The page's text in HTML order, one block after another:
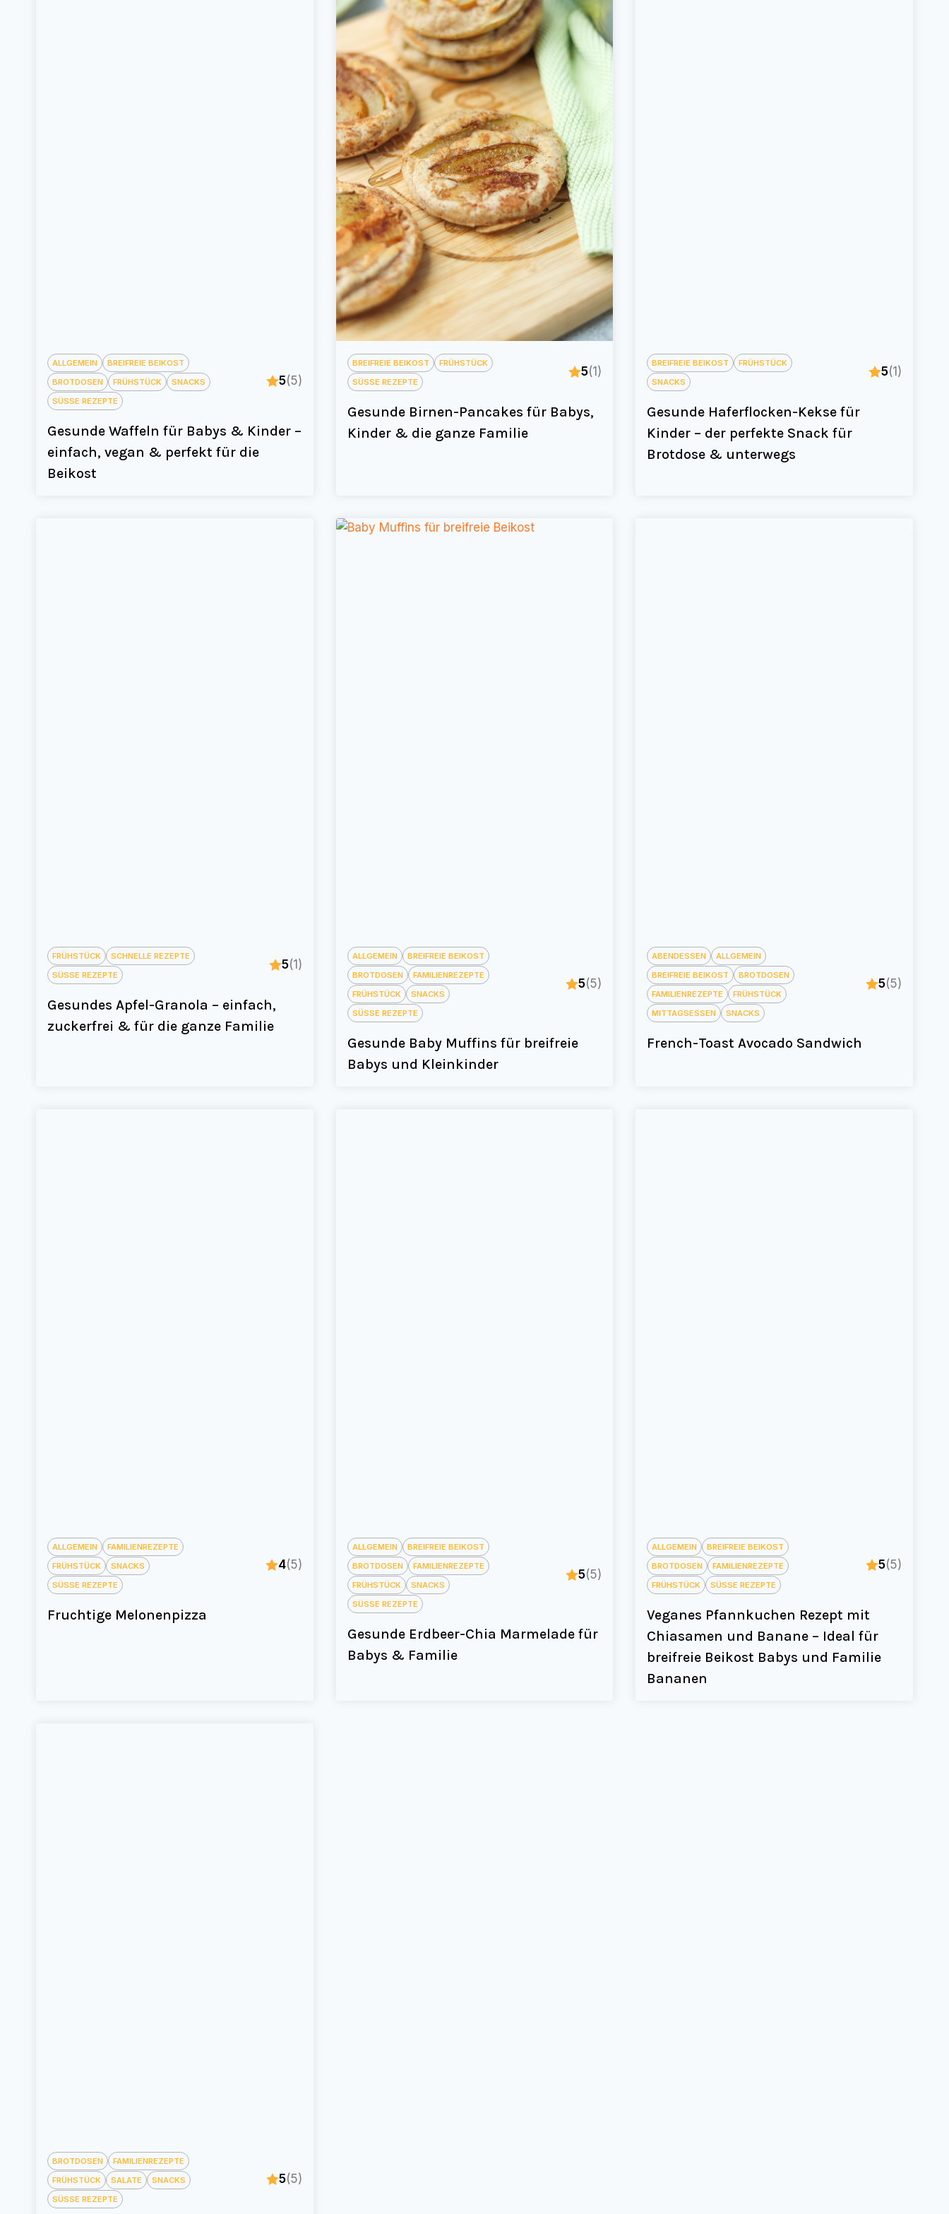
ALLGEMEIN
BREIFREIE BEIKOST
BROTDOSEN
FRÜHSTÜCK
SNACKS
SÜSSE REZEPTE
5(5)
Gesunde Waffeln für Babys & Kinder –
einfach, vegan & perfekt für die
Beikost
BREIFREIE BEIKOST
FRÜHSTÜCK
SÜSSE REZEPTE
5(1)
Gesunde Birnen-Pancakes für Babys,
Kinder & die ganze Familie
BREIFREIE BEIKOST
FRÜHSTÜCK
SNACKS
5(1)
Gesunde Haferflocken-Kekse für
Kinder – der perfekte Snack für
Brotdose & unterwegs
FRÜHSTÜCK
SCHNELLE REZEPTE
SÜSSE REZEPTE
5(1)
Gesundes Apfel-Granola – einfach,
zuckerfrei & für die ganze Familie
ALLGEMEIN
BREIFREIE BEIKOST
BROTDOSEN
FAMILIENREZEPTE
FRÜHSTÜCK
SNACKS
SÜSSE REZEPTE
5(5)
Gesunde Baby Muffins für breifreie
Babys und Kleinkinder
ABENDESSEN
ALLGEMEIN
BREIFREIE BEIKOST
BROTDOSEN
FAMILIENREZEPTE
FRÜHSTÜCK
MITTAGSESSEN
SNACKS
5(5)
French-Toast Avocado Sandwich
ALLGEMEIN
FAMILIENREZEPTE
FRÜHSTÜCK
SNACKS
SÜSSE REZEPTE
4(5)
Fruchtige Melonenpizza
ALLGEMEIN
BREIFREIE BEIKOST
BROTDOSEN
FAMILIENREZEPTE
FRÜHSTÜCK
SNACKS
SÜSSE REZEPTE
5(5)
Gesunde Erdbeer-Chia Marmelade für
Babys & Familie
ALLGEMEIN
BREIFREIE BEIKOST
BROTDOSEN
FAMILIENREZEPTE
FRÜHSTÜCK
SÜSSE REZEPTE
5(5)
Veganes Pfannkuchen Rezept mit
Chiasamen und Banane – Ideal für
breifreie Beikost Babys und Familie
Bananen
BROTDOSEN
FAMILIENREZEPTE
FRÜHSTÜCK
SALATE
SNACKS
SÜSSE REZEPTE
5(5)